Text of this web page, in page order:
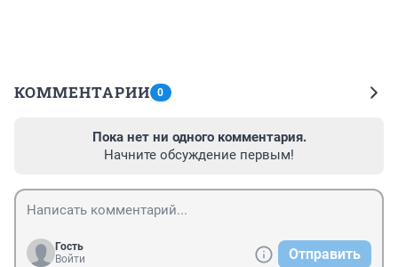
КОММЕНТАРИИ 0
Пока нет ни одного комментария.
Начните обсуждение первым!
Гость
Войти
Отправить